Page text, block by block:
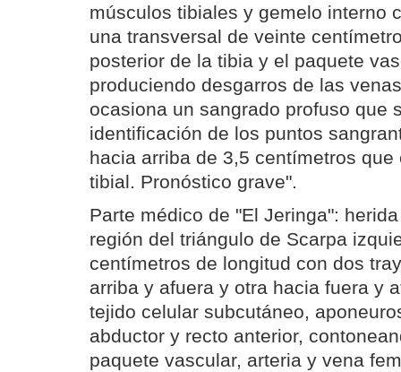
músculos tibiales y gemelo interno
una transversal de veinte
posterior de la tibia y el paquete
produciendo desgarros de las
ocasiona un sangrado profuso que
identificación de los puntos
hacia arriba de 3,5 centímetros
tibial. Pronóstico grave".
Parte médico de "El Jeringa":
región del triángulo de Scarpa
centímetros de longitud con dos
arriba y afuera y otra hacia fuera y
tejido celular subcutáneo,
abductor y recto anterior,
paquete vascular, arteria y vena